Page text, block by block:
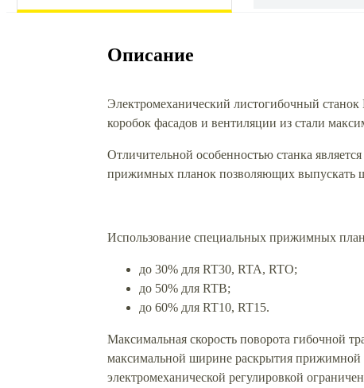
Описание
Электромеханический листогибочный
коробок фасадов и вентиляции из стали
Отличительной особенностью станка
прижимных планок позволяющих выпускать
Использование специальных прижимных
до 30% для RT30, RTA, RTO;
до 50% для RTB;
до 60% для RT10, RT15.
Максимальная скорость поворота гибочной
максимальной ширине раскрытия прижимной
электромеханической регулировкой